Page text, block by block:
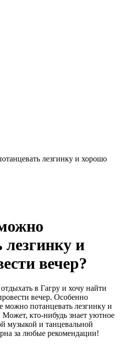
лезгинку и хорошо
лезгинку и
вечер?
в Гагру и хочу найти
вечер. Особенно
можно потанцевать лезгинку и
Может, кто-нибудь знает уютное
музыкой и танцевальной
за любые рекомендации!